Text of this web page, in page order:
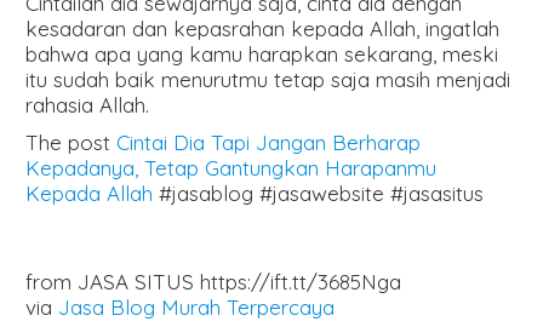
kesadaran dan kepasrahan kepada Allah, ingatlah
bahwa apa yang kamu harapkan sekarang, meski
itu sudah baik menurutmu tetap saja masih menjadi
rahasia Allah.
The post Cintai Dia Tapi Jangan Berharap
Kepadanya, Tetap Gantungkan Harapanmu
Kepada Allah #jasablog #jasawebsite #jasasitus
from JASA SITUS https://ift.tt/3685Nga
via Jasa Blog Murah Terpercaya